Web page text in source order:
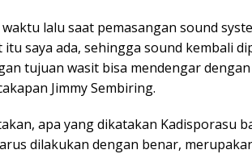
lalu saat pemasangan sound
itu saya ada, sehingga sound kembali
tujuan wasit bisa mendengar dengan
Jimmy Sembiring.
apa yang dikatakan Kadisporasu
dilakukan dengan benar,